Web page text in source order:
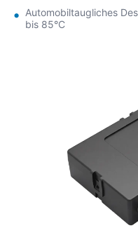
85°C bietet er stabile
Fahrzeugumgebungen.
Automobiltaugliches
bis 85°C